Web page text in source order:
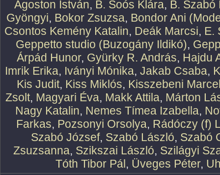
Ágoston István, B. Soós Klára, B. Szabó
Gyöngyi, Bokor Zsuzsa, Bondor Ani
Csontos Kemény Katalin, Deák Marcsi, E.
Geppetto studio (Buzogány Ildikó),
Árpád Hunor, Gyürky R. András, Hajdu
Imrik Erika, Iványi Mónika, Jakab Csaba,
Kis Judit, Kiss Miklós, Kisszebeni
Zsolt, Magyari Éva, Makk Attila, Márton
Nagy Katalin, Nemes Tímea Izabella,
Farkas, Pozsonyi Orsolya, Rádóczy (f)
Szabó József, Szabó László, Szabó
Zsuzsanna, Szikszai László, Szilágyi
Tóth Tibor Pál, Üveges Péter,